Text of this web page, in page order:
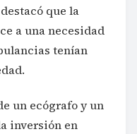
que la
a una necesidad
tenían
un ecógrafo y un
inversión en